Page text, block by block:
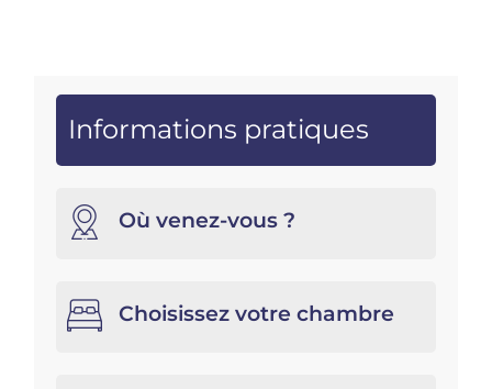
Informations pratiques
Où venez-vous ?
Choisissez votre chambre